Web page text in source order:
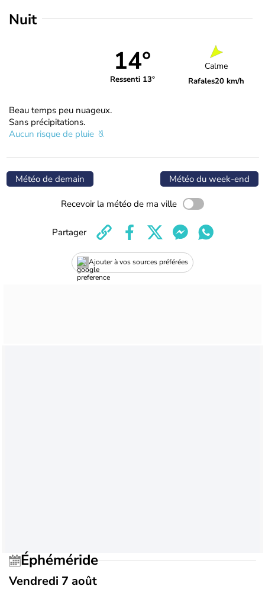
Nuit
14°
Ressenti 13°
Calme
Rafales20 km/h
Beau temps peu nuageux.
Sans précipitations.
Aucun risque de pluie
Météo de demain Météo du week-end
Recevoir la météo de ma ville
Ajouter à vos sources préférées
Partager
Éphéméride
Vendredi 7 août